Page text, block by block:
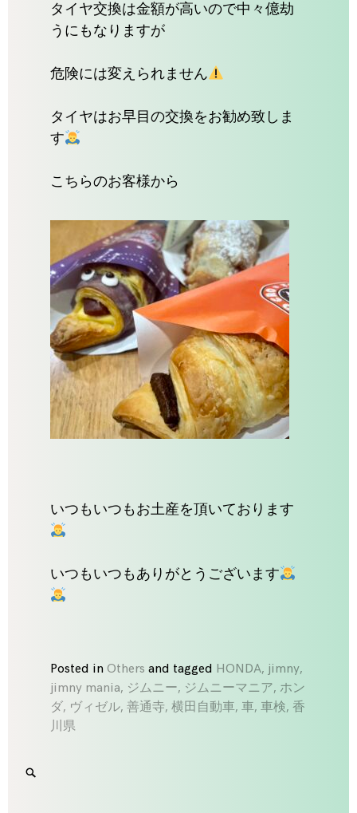
タイヤ交換は金額が高いので中々億劫
うにもなりますが
危険には変えられません
タイヤはお早目の交換をお勧め致しま
す
こちらのお客様から
いつもいつもお土産を頂いております
いつもいつもありがとうございます
Posted inOthers and tagged HONDA, jimny,
jimny mania, ジムニー, ジムニーマニア, ホン
ダ, ヴィゼル,善通寺,横田自動車,車,車検,香
川県
Search